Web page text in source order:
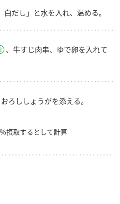
だし」と水を入れ、温める。
、牛すじ肉串、ゆで卵を入れて
ろししょうがを添える。
摂取するとして計算